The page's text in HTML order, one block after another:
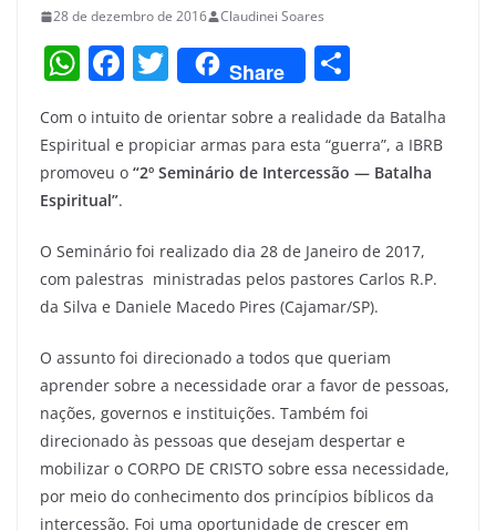
28 de dezembro de 2016 Claudinei Soares
W
h
at
s
A
p
p
F
c
e
o
o
k
T
w
itt
er
Share
h
ar
e
Com o intuito de orientar sobre a realidade da Batalha
Espiritual e propiciar armas para esta “guerra”, a IBRB
promoveu o “2º Seminário de Intercessão — Batalha
Espiritual”.
O Seminário foi realizado dia 28 de Janeiro de 2017,
com palestras ministradas pelos pastores Carlos R.P.
da Silva e Daniele Macedo Pires (Cajamar/SP).
O assunto foi direcionado a todos que queriam
aprender sobre a necessidade orar a favor de pessoas,
nações, governos e instituições. Também foi
direcionado às pessoas que desejam despertar e
mobilizar o CORPO DE CRISTO sobre essa necessidade,
por meio do conhecimento dos princípios bíblicos da
intercessão. Foi uma oportunidade de crescer em